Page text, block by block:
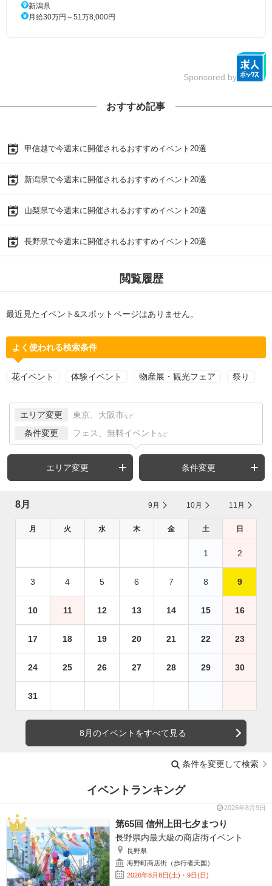
新潟県
月給30万円～51万8,000円
Sponsored by
おすすめ記事
甲信越で今週末に開催されるおすすめイベント20選
新潟県で今週末に開催されるおすすめイベント20選
山梨県で今週末に開催されるおすすめイベント20選
長野県で今週末に開催されるおすすめイベント20選
閲覧履歴
最近見たイベント&スポットページはありません。
よく使われる検索条件
花イベント 体験イベント 物産展・観光フェア 祭り
エリア変更 東京、大阪市 など
条件変更 フェス、無料イベント など
エリア変更 条件変更
8月 9月 10月 11月
月 火 水 木 金 土 日
1 2
3 4 5 6 7 8 9
10 11 12 13 14 15 16
17 18 19 20 21 22 23
24 25 26 27 28 29 30
31
8月のイベントをすべて見る
条件を変更して検索
イベントランキング
2026年8月9日
第65回 信州上田七夕まつり
長野県内最大級の商店街イベント
長野県
海野町商店街（歩行者天国）
2026年8月8日(土)・9日(日)